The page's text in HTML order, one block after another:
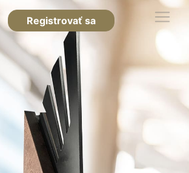
Registrovať sa